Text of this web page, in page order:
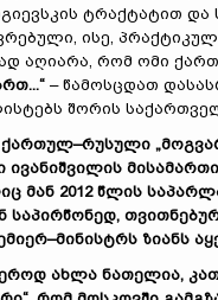
ტრაქტატით
ისე,
აღიარა, რომ ომი
– წამოსცდათ
შორის
მან 2012 წლის
საპირწონედ,
ზიანს
ახლა ნათელია,